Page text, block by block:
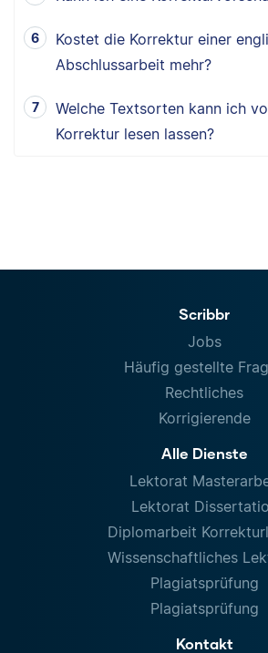
Kostet die Korrektur einer
Abschlussarbeit mehr?
Welche Textsorten kann ich
Korrektur lesen lassen?
Scribbr
Jobs
Häufig gestellte
Rechtliches
Korrigierende
Alle Dienste
Lektorat
Lektorat
Diplomarbeit
Wissenschaftliches
Plagiatsprüfung
Plagiatsprüfung
Kontakt